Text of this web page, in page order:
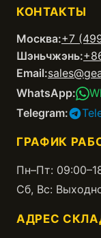
КОНТАКТЫ
Москва:+7
Шэньчжэнь:
Email:
WhatsApp:
Telegram:
ГРАФИК
Пн–Пт:
Сб, Вс:
АДРЕС